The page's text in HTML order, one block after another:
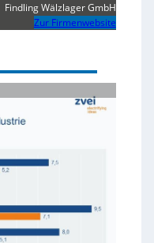
Findling Wälzlager GmbH
Zur Firmenwebsite